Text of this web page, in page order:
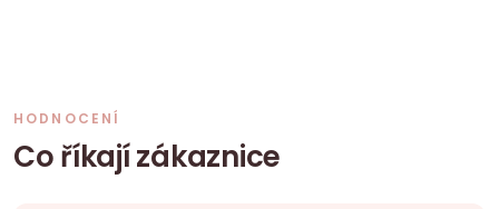
HODNOCENÍ
Co říkají zákaznice